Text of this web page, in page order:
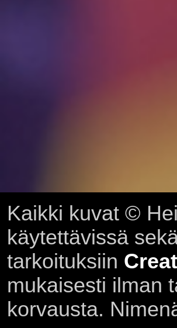
Kaikki kuvat ©
käytettävissä
tarkoituksiin
mukaisesti ilman
korvausta.